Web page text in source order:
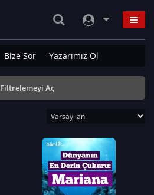
Bize Sor Yazarımız Ol
Filtrelemeyi Aç